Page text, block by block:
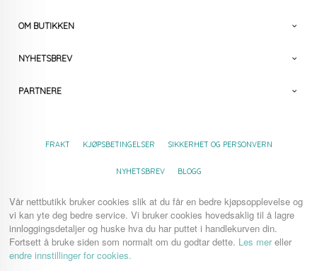
OM BUTIKKEN
NYHETSBREV
PARTNERE
FRAKT KJØPSBETINGELSER SIKKERHET OG PERSONVERN
NYHETSBREV BLOGG
Vår nettbutikk bruker cookies slik at du får en bedre kjøpsopplevelse og
vi kan yte deg bedre service. Vi bruker cookies hovedsaklig til å lagre
innloggingsdetaljer og huske hva du har puttet i handlekurven din.
Fortsett å bruke siden som normalt om du godtar dette. Les mereller
endre innstillinger for cookies.